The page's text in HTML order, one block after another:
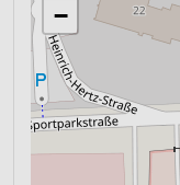
−